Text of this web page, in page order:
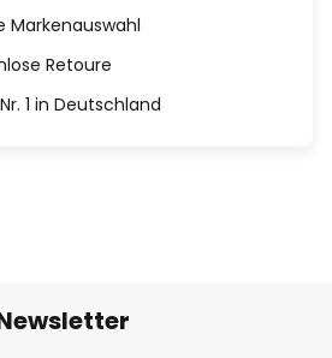
Markenauswahl
Retoure
1 in Deutschland